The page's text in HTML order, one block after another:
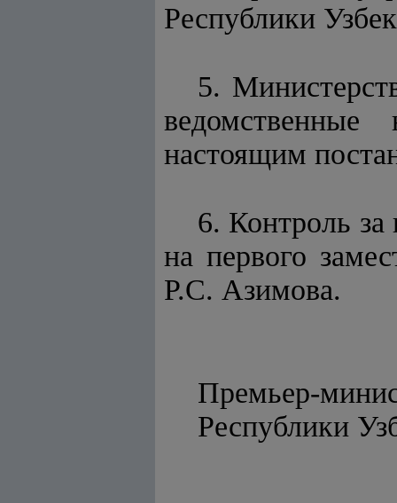
Республики
5.
настоящим
6. Контроль за
на первого
Р.С. Азимова.
Премьер-